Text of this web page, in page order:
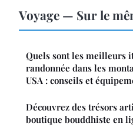
Voyage — Sur le
Quels sont les meilleurs
randonnée dans les
USA : conseils et
Découvrez des trésors
boutique bouddhiste en